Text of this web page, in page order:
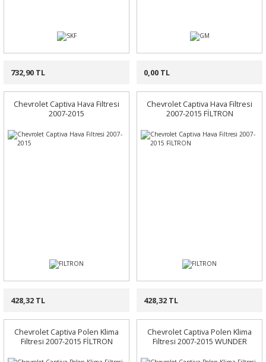
732,90 TL 0,00 TL
Chevrolet Captiva Hava Filtresi
2007-2015
428,32 TL
Chevrolet Captiva Hava Filtresi
2007-2015 FİLTRON
428,32 TL
Chevrolet Captiva Polen Klima
Filtresi 2007-2015 FİLTRON
Chevrolet Captiva Polen Klima
Filtresi 2007-2015 WUNDER